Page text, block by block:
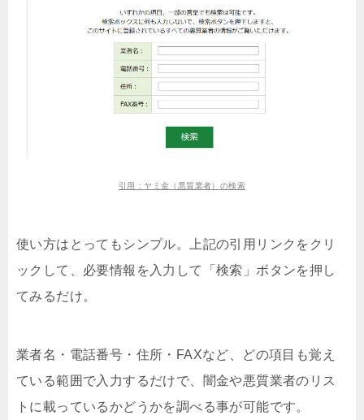
引用：ヤミ金（悪質業者）の検索
使い方はとってもシンプル。上記の引用リンクをクリ
ックして、必要情報を入力して「検索」ボタンを押し
てみるだけ。
業者名・電話番号・住所・FAXなど、どの項目も覚え
ている範囲で入力するだけで、闇金や悪質業者のリス
トに載っているかどうかを調べる事が可能です。